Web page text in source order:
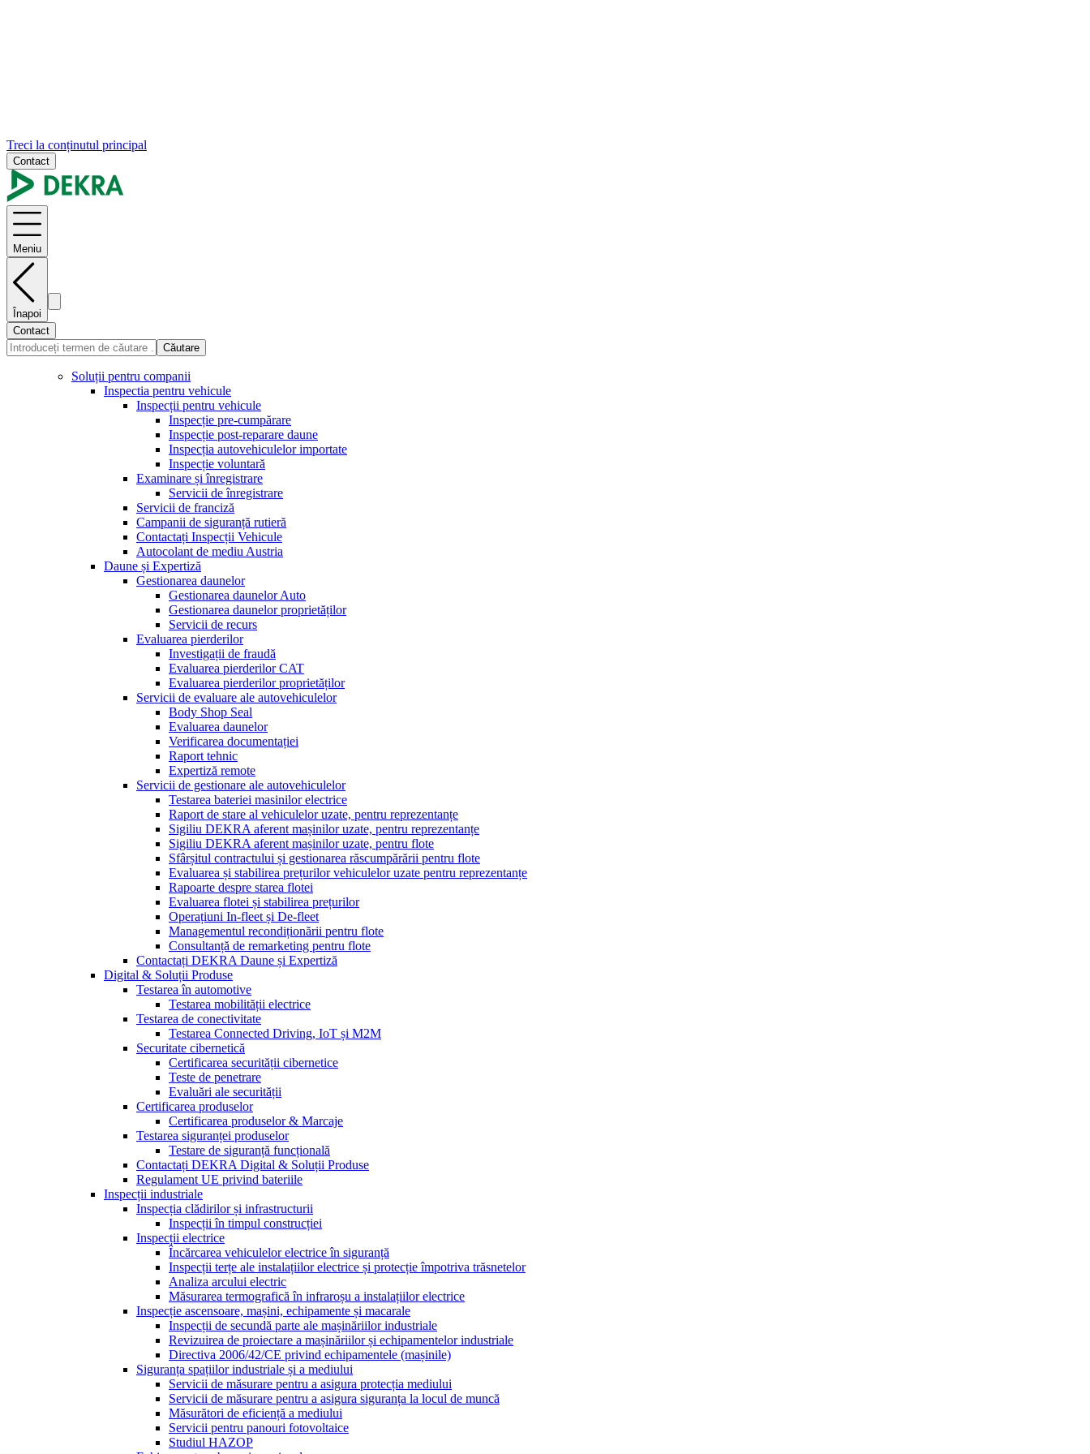
Treci la conținutul principal
Contact
Meniu
Înapoi
Contact
Căutare
Soluții pentru companii
Inspectia pentru vehicule
Inspecții pentru vehicule
Inspecție pre-cumpărare
Inspecție post-reparare daune
Inspecția autovehiculelor importate
Inspecție voluntară
Examinare și înregistrare
Servicii de înregistrare
Servicii de franciză
Campanii de siguranță rutieră
Contactați Inspecții Vehicule
Autocolant de mediu Austria
Daune și Expertiză
Gestionarea daunelor
Gestionarea daunelor Auto
Gestionarea daunelor proprietăților
Servicii de recurs
Evaluarea pierderilor
Investigații de fraudă
Evaluarea pierderilor CAT
Evaluarea pierderilor proprietăților
Servicii de evaluare ale autovehiculelor
Body Shop Seal
Evaluarea daunelor
Verificarea documentației
Raport tehnic
Expertiză remote
Servicii de gestionare ale autovehiculelor
Testarea bateriei masinilor electrice
Raport de stare al vehiculelor uzate, pentru reprezentanțe
Sigiliu DEKRA aferent mașinilor uzate, pentru reprezentanțe
Sigiliu DEKRA aferent mașinilor uzate, pentru flote
Sfârșitul contractului și gestionarea răscumpărării pentru flote
Evaluarea și stabilirea prețurilor vehiculelor uzate pentru reprezentanțe
Rapoarte despre starea flotei
Evaluarea flotei și stabilirea prețurilor
Operațiuni In-fleet și De-fleet
Managementul recondiționării pentru flote
Consultanță de remarketing pentru flote
Contactați DEKRA Daune și Expertiză
Digital & Soluții Produse
Testarea în automotive
Testarea mobilității electrice
Testarea de conectivitate
Testarea Connected Driving, IoT și M2M
Securitate cibernetică
Certificarea securității cibernetice
Teste de penetrare
Evaluări ale securității
Certificarea produselor
Certificarea produselor & Marcaje
Testarea siguranței produselor
Testare de siguranță funcțională
Contactați DEKRA Digital & Soluții Produse
Regulament UE privind bateriile
Inspecții industriale
Inspecția clădirilor și infrastructurii
Inspecții în timpul construcției
Inspecții electrice
Încărcarea vehiculelor electrice în siguranță
Inspecții terțe ale instalațiilor electrice și protecție împotriva trăsnetelor
Analiza arcului electric
Măsurarea termografică în infraroșu a instalațiilor electrice
Inspecție ascensoare, mașini, echipamente și macarale
Inspecții de secundă parte ale mașinăriilor industriale
Revizuirea de proiectare a mașinăriilor și echipamentelor industriale
Directiva 2006/42/CE privind echipamentele (mașinile)
Siguranța spațiilor industriale și a mediului
Servicii de măsurare pentru a asigura protecția mediului
Servicii de măsurare pentru a asigura siguranța la locul de muncă
Măsurători de eficiență a mediului
Servicii pentru panouri fotovoltaice
Studiul HAZOP